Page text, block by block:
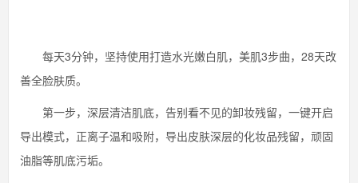
每天3分钟，坚持使用打造水光嫩白肌，美肌3步曲，28天改
善全脸肤质。
第一步，深层清洁肌底，告别看不见的卸妆残留，一键开启
导出模式，正离子温和吸附，导出皮肤深层的化妆品残留，顽固
油脂等肌底污垢。